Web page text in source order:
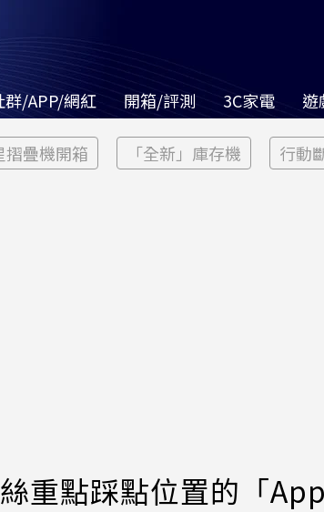
群/APP/網紅 開箱/評測 3C家電
摺疊機開箱 「全新」庫存機 行動
重點踩點位置的「